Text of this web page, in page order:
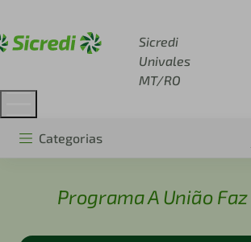
Sicredi
Univales
MT/RO
Categorias
Programa A União